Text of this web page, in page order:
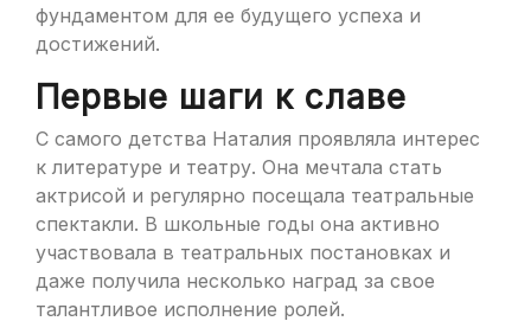
фундаментом для ее будущего успеха и
достижений.
Первые шаги к славе
С самого детства Наталия проявляла интерес
к литературе и театру. Она мечтала стать
актрисой и регулярно посещала театральные
спектакли. В школьные годы она активно
участвовала в театральных постановках и
даже получила несколько наград за свое
талантливое исполнение ролей.